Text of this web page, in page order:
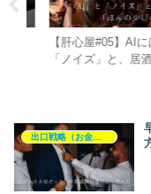
【肝心屋#05】AIには
「ノイズ」と、居酒